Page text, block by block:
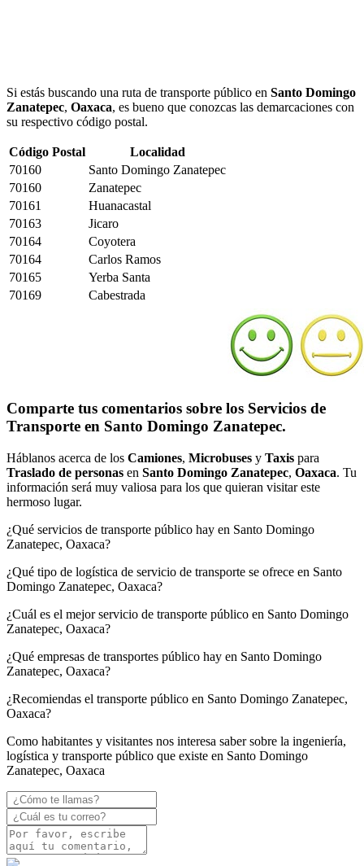
Si estás buscando una ruta de transporte público en Santo Domingo
Zanatepec, Oaxaca, es bueno que conozcas las demarcaciones con
su respectivo código postal.
Código Postal
Localidad
70160
Santo Domingo Zanatepec
70160
Zanatepec
70161
Huanacastal
70163
Jicaro
70164
Coyotera
70164
Carlos Ramos
70165
Yerba Santa
70169
Cabestrada
Comparte tus comentarios sobre los Servicios de
Transporte en Santo Domingo Zanatepec.
Háblanos acerca de los Camiones, Microbuses y Taxis para
Traslado de personas en Santo Domingo Zanatepec, Oaxaca. Tu
información será muy valiosa para los que quieran visitar este
hermoso lugar.
¿Qué servicios de transporte público hay en Santo Domingo
Zanatepec, Oaxaca?
¿Qué tipo de logística de servicio de transporte se ofrece en Santo
Domingo Zanatepec, Oaxaca?
¿Cuál es el mejor servicio de transporte público en Santo Domingo
Zanatepec, Oaxaca?
¿Qué empresas de transportes público hay en Santo Domingo
Zanatepec, Oaxaca?
¿Recomiendas el transporte público en Santo Domingo Zanatepec,
Oaxaca?
Como habitantes y visitantes nos interesa saber sobre la ingeniería,
logística y transporte público que existe en Santo Domingo
Zanatepec, Oaxaca